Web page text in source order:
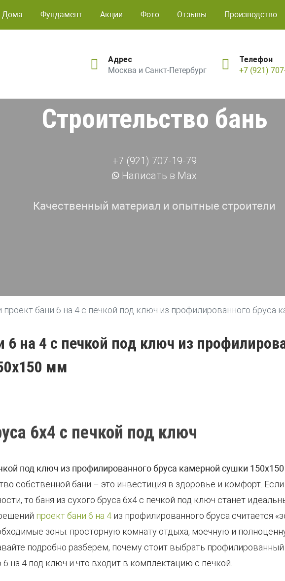
Дома Фундамент Акции Фото Отзывы Производство
Адрес
Москва и Санкт-Петербург
Телефон
+7 (921)
Строительство бань
+7 (921) 707-19-79
Написать в Max
Качественный материал и опытные строители
проект бани 6 на 4 с печкой под ключ из профилированного бруса
6 на 4 с печкой под ключ из
мм
6х4 с печкой под ключ
под ключ из профилированного бруса камерной сушки
собственной бани – это инвестиция в здоровье и комфорт.
то баня из сухого бруса 6х4 с печкой под ключ станет
проект бани 6 на 4 из профилированного бруса считается
зоны: просторную комнату отдыха, моечную и
подробно разберем, почему стоит выбрать
на 4 под ключ и что входит в комплектацию с печкой.